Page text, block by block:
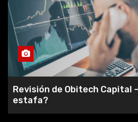
Revisión de Obitech Capital
estafa?
Revisión De
Plataforma De
Fiable
Ethereum vs. Shiba